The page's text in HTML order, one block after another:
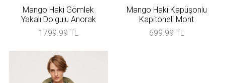
Mango Haki Gömlek
Yakalı Dolgulu Anorak
1799.99 TL
Mango Haki Kapüşonlu
Kapitoneli Mont
699.99 TL